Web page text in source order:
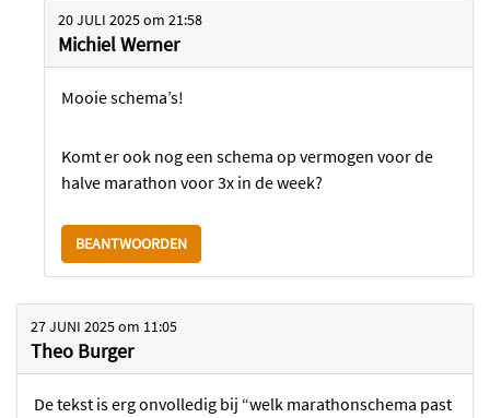
20 JULI 2025om 21:58
Michiel Werner
Mooie schema’s!
Komt er ook nog een schema op vermogen voor de
halve marathon voor 3x in de week?
BEANTWOORDEN
27 JUNI 2025om 11:05
Theo Burger
De tekst is erg onvolledig bij “welk marathonschema past